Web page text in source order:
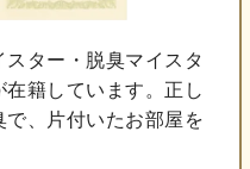
ター・脱臭マイスタ
籍しています。正し
、片付いたお部屋を